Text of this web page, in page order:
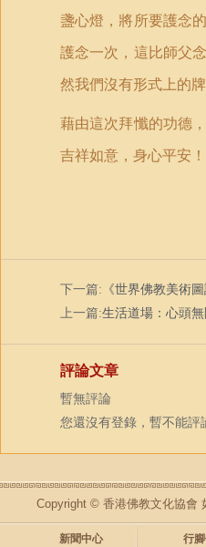
盞心燈，將所要護念
護念一次，這比師父
然我們沒有形式上的
藉由這次拜懺的功德
吉祥如意，身心平安！
下一篇: 《世界佛教美術
上一篇:生活道場：心頭無
評論文章
暫無評論
您還沒有登錄，暫不能評
Copyright © 香港佛教文化協會
新聞中心
行